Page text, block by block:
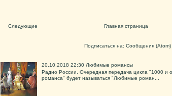
Следующие Главная страница
Подписаться на: Сообщения (Atom)
20.10.2018 22:30 Любимые романсы
Радио России. Очередная передача цикла "1000 и
романса" будет называться "Любимые роман...